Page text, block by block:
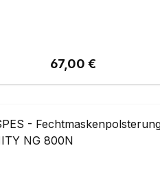
Regulärer Preis:
67,00 €